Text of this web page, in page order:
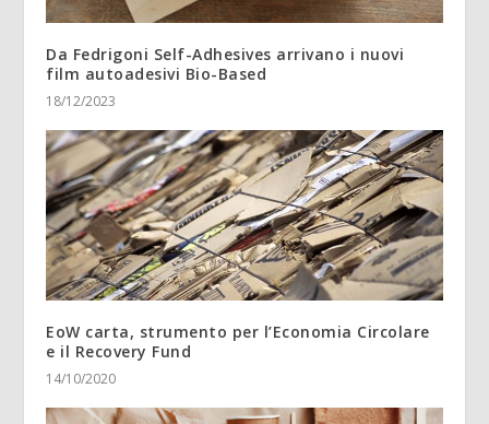
Da Fedrigoni Self-Adhesives arrivano i nuovi
film autoadesivi Bio-Based
18/12/2023
EoW carta, strumento per l’Economia Circolare
e il Recovery Fund
14/10/2020